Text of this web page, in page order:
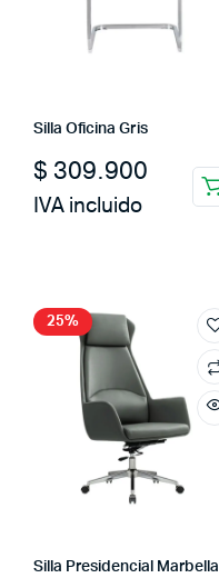
Silla Oficina Gris
$ 309.900
IVA incluido
25%
Silla Presidencial Marbella